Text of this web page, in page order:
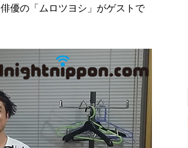
優の「ムロツヨシ」がゲストで